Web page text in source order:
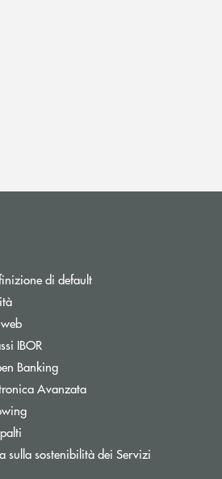
di default
IBORApre una nuova finestra
BankingApre una nuova finestra
AvanzataApre una nuova finestra
sulla sostenibilità dei Servizi